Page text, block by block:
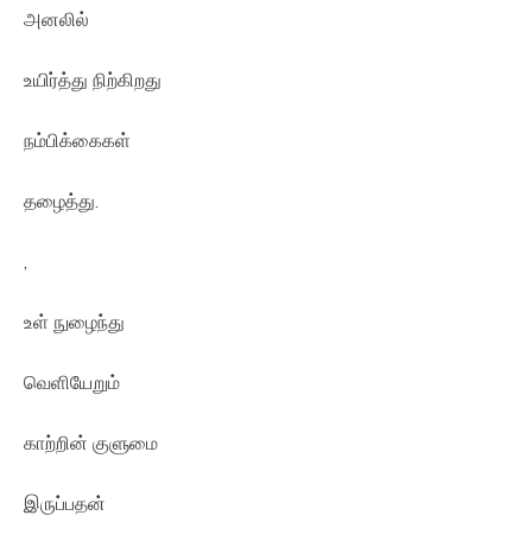
அனலில்
உயிர்த்து நிற்கிறது
நம்பிக்கைகள்
தழைத்து.
உள் நுழைந்து
வெளியேறும்
காற்றின் குளுமை
இருப்பதன்